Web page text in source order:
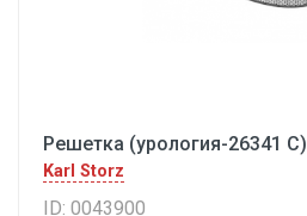
Решетка (урология-26341
Karl Storz
ID: 0043900